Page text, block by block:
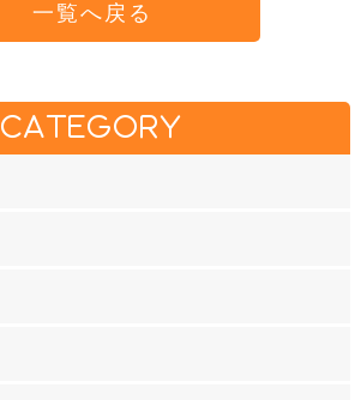
一覧へ戻る
CATEGORY